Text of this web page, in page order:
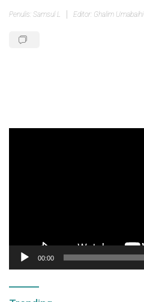
Penulis: Samsul L Editor: Ghalim Umabaihi
00:00